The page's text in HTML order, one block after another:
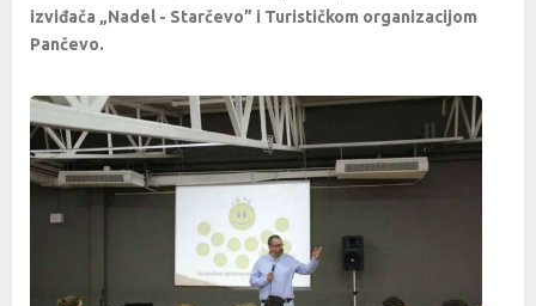
izviđača „Nadel - Starčevo” i Turističkom organizacijom
Pančevo.